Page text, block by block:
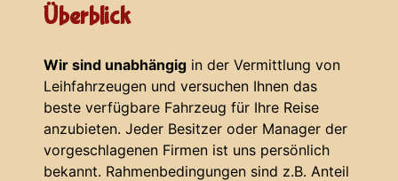
Überblick
Wir sind unabhängig in der Vermittlung von
Leihfahrzeugen und versuchen Ihnen das
beste verfügbare Fahrzeug für Ihre Reise
anzubieten. Jeder Besitzer oder Manager der
vorgeschlagenen Firmen ist uns persönlich
bekannt. Rahmenbedingungen sind z.B. Anteil